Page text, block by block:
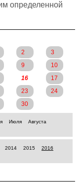
определенной
2
3
9
10
16
17
23
24
30
Июля
Августа
2014 2015
2016